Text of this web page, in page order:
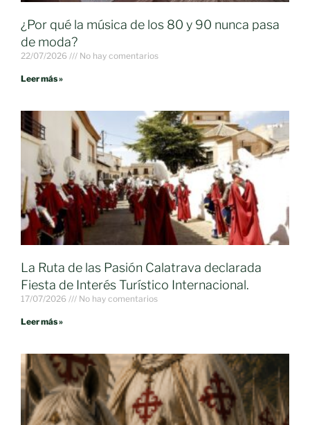
¿Por qué la música de los 80 y 90 nunca pasa
de moda?
22/07/2026 No hay comentarios
Leer más »
La Ruta de las Pasión Calatrava declarada
Fiesta de Interés Turístico Internacional.
17/07/2026 No hay comentarios
Leer más »